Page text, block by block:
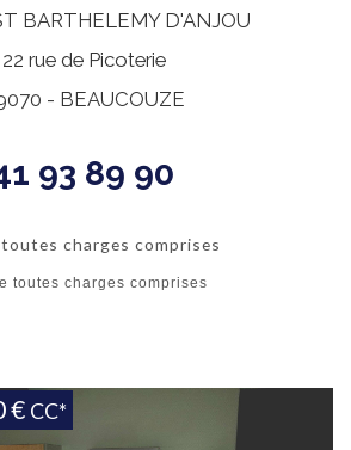
BARTHELEMY D'ANJOU
22 rue de Picoterie
- BEAUCOUZE
93 89 90
toutes charges comprises
toutes charges comprises
€ CC*